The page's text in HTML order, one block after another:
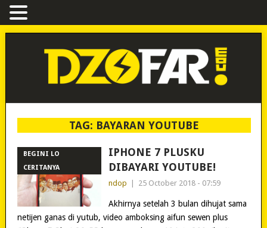
TAG: BAYARAN YOUTUBE
BEGINI LO
CERITANYA
IPHONE 7 PLUSKU
DIBAYARI YOUTUBE!
ndop 25 October 2018 - 07:59
Akhirnya setelah 3 bulan dihujat sama
netijen ganas di yutub, video amboksing aifun sewen plus